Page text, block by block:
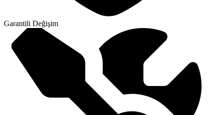
Garantili Değişim